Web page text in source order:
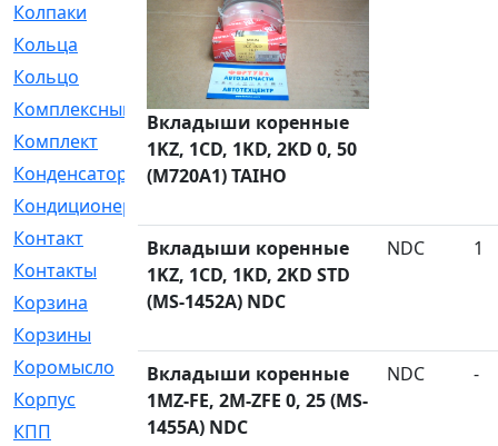
Колпаки
[5]
Кольца
[1164]
Кольцо
[272]
Комплексный
[1]
Комплект
[196]
Конденсатор
[1]
Кондиционер
Контакт
[3]
Контакты
[4]
Корзина
[1]
Корзины
Коромысло
[6]
Корпус
[41]
КПП
[70]
Вкладыши коренные
1KZ, 1CD, 1KD, 2KD 0, 50
(M720A1) TAIHO
Вкладыши коренные
1KZ, 1CD, 1KD, 2KD STD
(MS-1452A) NDC
NDC 1
Вкладыши коренные
1MZ-FE, 2M-ZFE 0, 25 (MS-
1455A) NDC
NDC -